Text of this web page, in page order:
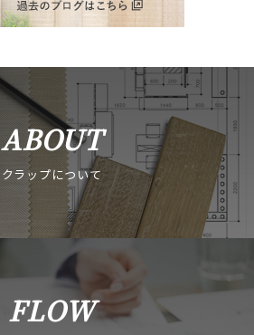
ABOUT
クラップについて
FLOW